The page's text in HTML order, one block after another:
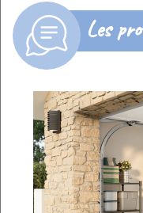
Les